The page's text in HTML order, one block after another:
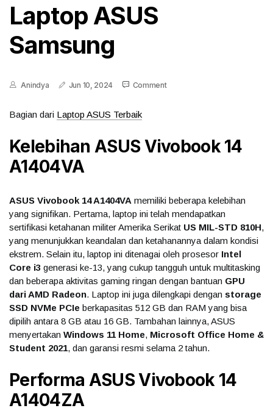
Laptop ASUS
Samsung
Anindya Jun 10, 2024 Comment
Bagian dari Laptop ASUS Terbaik
Kelebihan ASUS Vivobook 14
A1404VA
ASUS Vivobook 14 A1404VA memiliki beberapa kelebihan
yang signifikan. Pertama, laptop ini telah mendapatkan
sertifikasi ketahanan militer Amerika Serikat US MIL-STD 810H,
yang menunjukkan keandalan dan ketahanannya dalam kondisi
ekstrem. Selain itu, laptop ini ditenagai oleh prosesor Intel
Core i3 generasi ke-13, yang cukup tangguh untuk multitasking
dan beberapa aktivitas gaming ringan dengan bantuan GPU
dari AMD Radeon. Laptop ini juga dilengkapi dengan storage
SSD NVMe PCIe berkapasitas 512 GB dan RAM yang bisa
dipilih antara 8 GB atau 16 GB. Tambahan lainnya, ASUS
menyertakan Windows 11 Home, Microsoft Office Home &
Student 2021, dan garansi resmi selama 2 tahun.
Performa ASUS Vivobook 14
A1404ZA